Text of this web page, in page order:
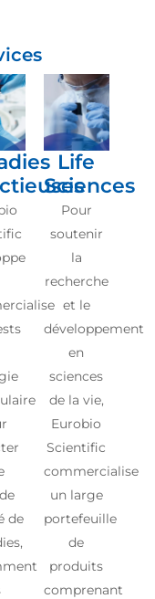
de
Life
Sciences
Pour
soutenir
la
recherche
et le
développement
en
sciences
de la vie,
Eurobio
Scientific
commercialise
un large
portefeuille
de
produits
comprenant